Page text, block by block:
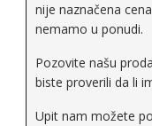
nije naznačena
nemamo u ponudi.
Pozovite našu
biste proverili da li
Upit nam možete